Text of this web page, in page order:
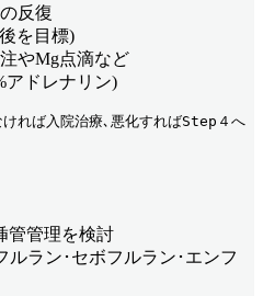
反復
を目標)
やMg点滴など
アドレナリン)
れば入院治療､悪化すればStep４へ
管管理を検討
ルラン･セボフルラン･エンフ